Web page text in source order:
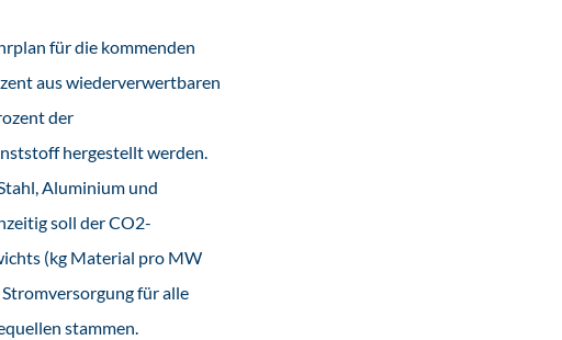
für die kommenden
aus wiederverwertbaren
der
hergestellt werden.
Aluminium und
soll der CO2-
(kg Material pro MW
für alle
stammen.